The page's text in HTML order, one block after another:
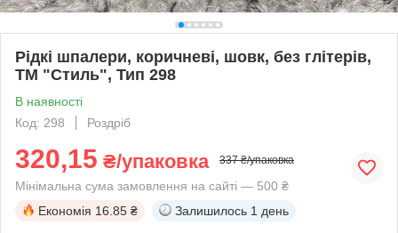
Рідкі шпалери, коричневі, шовк, без глітерів,
ТМ "Стиль", Тип 298
В наявності
Код: 298
Роздріб
320,15 ₴/упаковка 337 ₴/упаковка
Мінімальна сума замовлення на сайті — 500 ₴
Економія 16.85 ₴ Залишилось 1 день